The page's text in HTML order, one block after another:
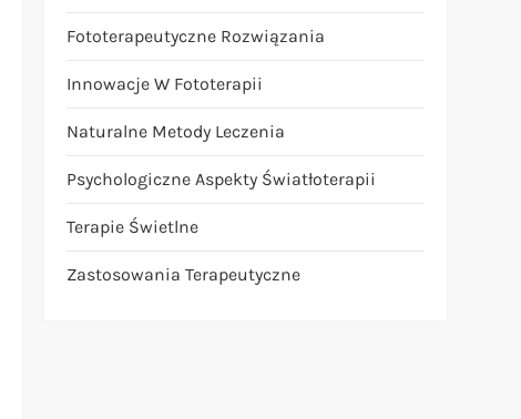
Fototerapeutyczne Rozwiązania
Innowacje W Fototerapii
Naturalne Metody Leczenia
Psychologiczne Aspekty Światłoterapii
Terapie Świetlne
Zastosowania Terapeutyczne